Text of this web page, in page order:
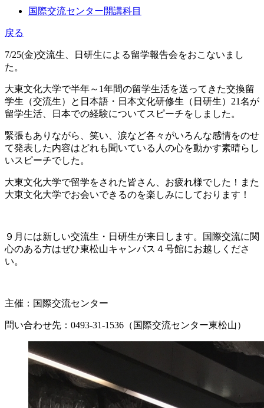
国際交流センター開講科目
戻る
7/25(金)交流生、日研生による留学報告会をおこないまし
た。
大東文化大学で半年～1年間の留学生活を送ってきた交換留
学生（交流生）と日本語・日本文化研修生（日研生）21名が
留学生活、日本での経験についてスピーチをしました。
緊張もありながら、笑い、涙など各々がいろんな感情をのせ
て発表した内容はどれも聞いている人の心を動かす素晴らし
いスピーチでした。
大東文化大学で留学をされた皆さん、お疲れ様でした！また
大東文化大学でお会いできるのを楽しみにしております！
９月には新しい交流生・日研生が来日します。国際交流に関
心のある方はぜひ東松山キャンパス４号館にお越しくださ
い。
主催：国際交流センター
問い合わせ先：0493-31-1536（国際交流センター東松山）